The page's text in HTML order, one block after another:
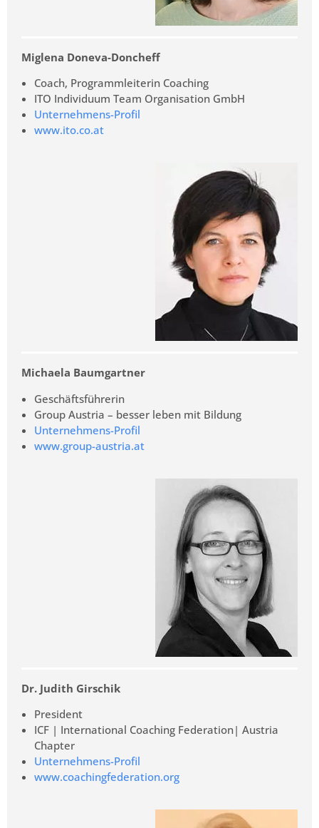
Miglena Doneva-Doncheff
Coach, Programmleiterin Coaching
ITO Individuum Team Organisation GmbH
Unternehmens-Profil
www.ito.co.at
Michaela Baumgartner
Geschäftsführerin
Group Austria – besser leben mit Bildung
Unternehmens-Profil
www.group-austria.at
Dr. Judith Girschik
President
ICF | International Coaching Federation| Austria
Chapter
Unternehmens-Profil
www.coachingfederation.org